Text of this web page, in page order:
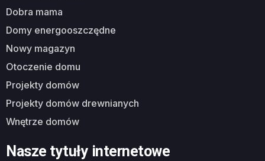
dobra mama
domy energooszczędne
nowy magazyn
otoczenie domu
projekty domów
projekty domów drewnianych
wnętrze domów
Nasze tytuły internetowe